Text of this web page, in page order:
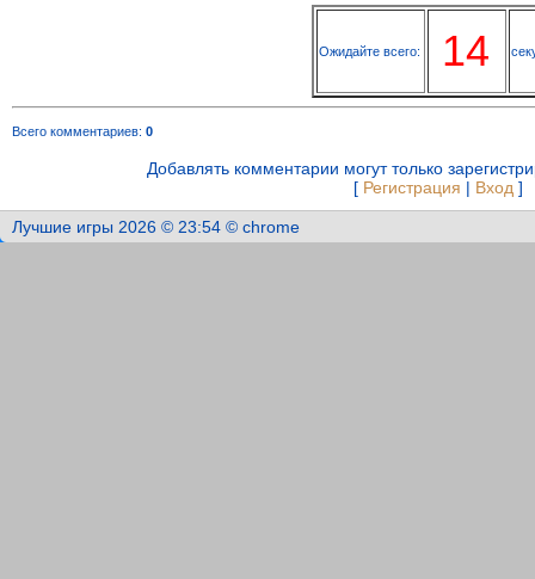
Ожидайте всего: 14
Всего комментариев: 0
Добавлять комментарии могут только
[ Регистрация | Вход ]
Лучшие игры 2026 © 23:54 © chrome